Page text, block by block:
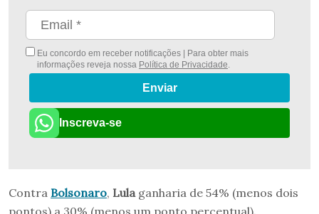
Eu concordo em receber notificações | Para obter mais
informações reveja nossa Política de Privacidade.
Enviar
Inscreva-se
Contra Bolsonaro, Lula ganharia de 54% (menos dois
pontos) a 30% (menos um ponto percentual).